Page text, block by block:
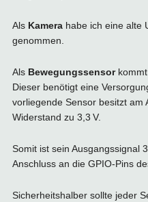
Als Kamerahabe ich eine alte
genommen.
Als Bewegungssensorkommt
Dieser benötigt eine
vorliegende Sensor besitzt am
Widerstand zu 3,3 V.
Somit ist sein Ausgangssignal
Anschluss an die GPIO-Pins
Sicherheitshalber sollte jeder